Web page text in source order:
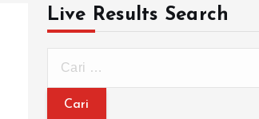
Live Results Search